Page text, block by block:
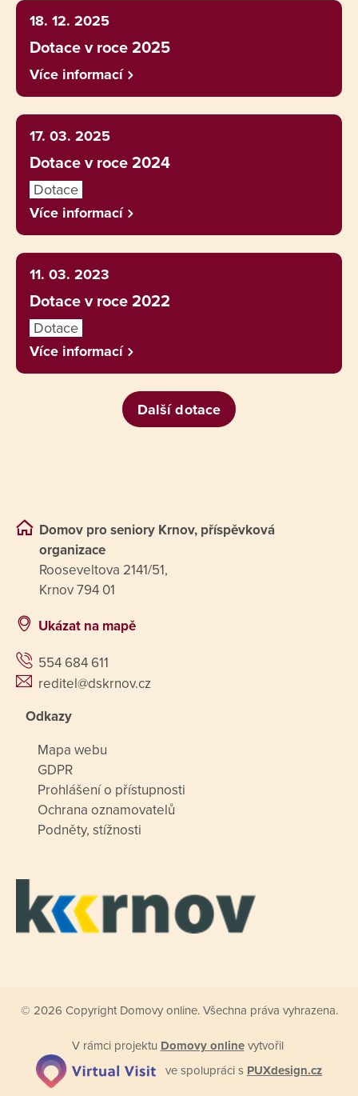
18. 12. 2025
Dotace v roce 2025
Více informací
17. 03. 2025
Dotace v roce 2024
Dotace
Více informací
11. 03. 2023
Dotace v roce 2022
Dotace
Více informací
Další dotace
Domov pro seniory Krnov, příspěvková
organizace
Rooseveltova 2141/51,
Krnov 794 01
Ukázat na mapě
554 684 611
reditel@dskrnov.cz
Odkazy
Mapa webu
GDPR
Prohlášení o přístupnosti
Ochrana oznamovatelů
Podněty, stížnosti
© 2026 Copyright Domovy online. Všechna práva vyhrazena.
V rámci projektu Domovy onlinevytvořil
ve spolupráci s PUXdesign.cz